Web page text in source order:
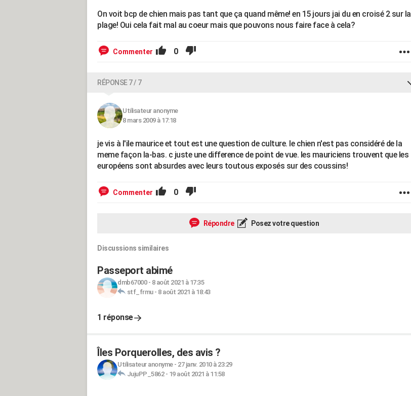
On voit bcp de chien mais pas tant que ça quand même! en 15 jours jai du en croisé 2 sur la
plage! Oui cela fait mal au coeur mais que pouvons nous faire face à cela?
Commenter 0
RÉPONSE 7 / 7
Utilisateur anonyme
8 mars 2009 à 17:18
je vis à l'ile maurice et tout est une question de culture. le chien n'est pas considéré de la
meme façon la-bas. c juste une difference de point de vue. les mauriciens trouvent que les
européens sont absurdes avec leurs toutous exposés sur des coussins!
Commenter 0
Répondre Posez votre question
Discussions similaires
Passeport abimé
dmb67000- 8 août 2021 à 17:35
stf_frmu- 8 août 2021 à 18:43
1 réponse
Îles Porquerolles, des avis ?
Utilisateur anonyme- 27 janv. 2010 à 23:29
JujuPP_5862- 19 août 2021 à 11:58